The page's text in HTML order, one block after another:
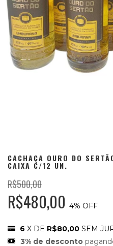
CACHAÇA OURO DO
CAIXA C/12 UN.
R$500,00
R$480,00 4% OFF
6 X DE R$80,00 SEM
3% de desconto